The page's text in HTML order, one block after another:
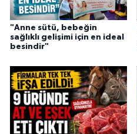
"Anne sütü, bebeğin
sağlıklı gelişimi için en ideal
besindir"